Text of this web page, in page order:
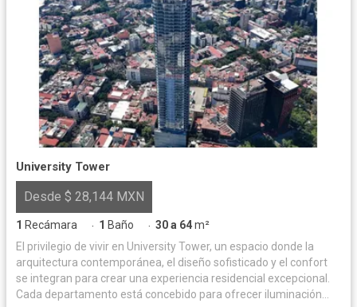
University Tower
Desde $ 28,144 MXN
1 Recámara · 1 Baño · 30 a 64m²
El privilegio de vivir en University Tower, un espacio donde la
arquitectura contemporánea, el diseño sofisticado y el confort
se integran para crear una experiencia residencial excepcional.
Cada departamento está concebido para ofrecer iluminación